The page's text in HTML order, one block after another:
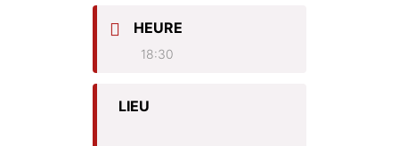
HEURE
18:30
LIEU